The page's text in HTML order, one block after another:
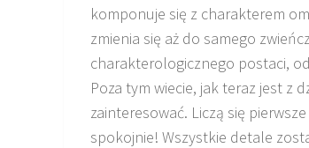
komponuje się z charakterem
zmienia się aż do samego
charakterologicznego postaci,
Poza tym wiecie, jak teraz jest z
zainteresować. Liczą się
spokojnie! Wszystkie detale